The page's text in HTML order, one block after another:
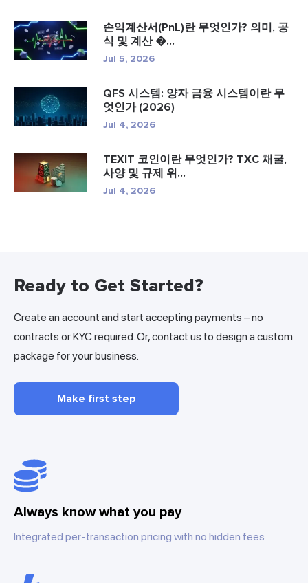
손익계산서(PnL)란 무엇인가? 의미, 공
식 및 계산 �...
Jul 5, 2026
QFS 시스템: 양자 금융 시스템이란 무
엇인가 (2026)
Jul 4, 2026
TEXIT 코인이란 무엇인가? TXC 채굴,
사양 및 규제 위...
Jul 4, 2026
Ready to Get Started?
Create an account and start accepting payments – no
contracts or KYC required. Or, contact us to design a custom
package for your business.
Make first step
Always know what you pay
Integrated per-transaction pricing with no hidden fees